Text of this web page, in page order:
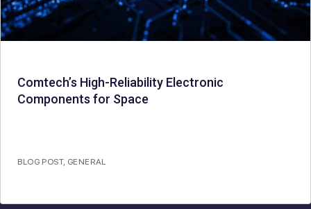
Comtech’s High-Reliability Electronic
Components for Space
BLOG POST, GENERAL